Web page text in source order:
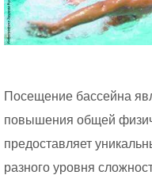
Посещение бассейна
повышения общей
предоставляет
разного уровня